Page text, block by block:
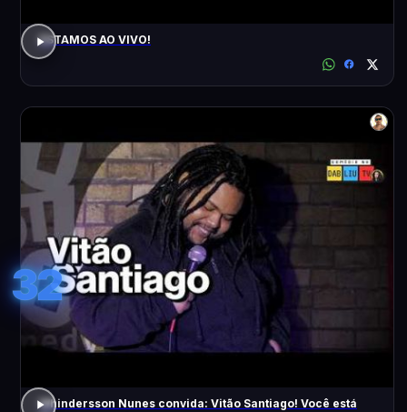
ESTAMOS AO VIVO!
32
Whindersson Nunes convida: Vitão Santiago! Você está